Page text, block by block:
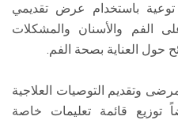
باستخدام عرض تقديمي
الفم والأسنان والمشكلات
حول العناية بصحة الفم.
وتقديم التوصيات العلاجية
توزيع قائمة تعليمات خاصة